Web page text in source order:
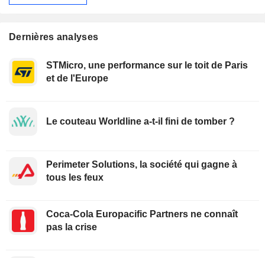
Dernières analyses
STMicro, une performance sur le toit de Paris
et de l'Europe
Le couteau Worldline a-t-il fini de tomber ?
Perimeter Solutions, la société qui gagne à
tous les feux
Coca-Cola Europacific Partners ne connaît
pas la crise